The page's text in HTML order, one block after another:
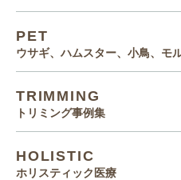
PET
ウサギ、ハムスター、小鳥、モ
TRIMMING
トリミング事例集
HOLISTIC
ホリスティック医療